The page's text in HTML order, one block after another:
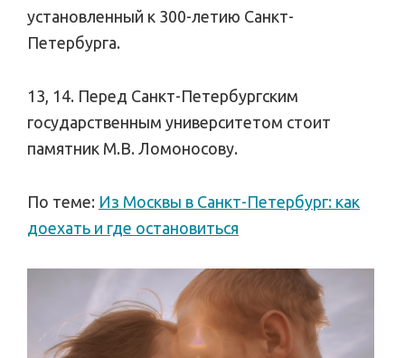
установленный к 300-летию Санкт-
Петербурга.
13, 14. Перед Санкт-Петербургским
государственным университетом стоит
памятник М.В. Ломоносову.
По теме: Из Москвы в Санкт-Петербург: как
доехать и где остановиться